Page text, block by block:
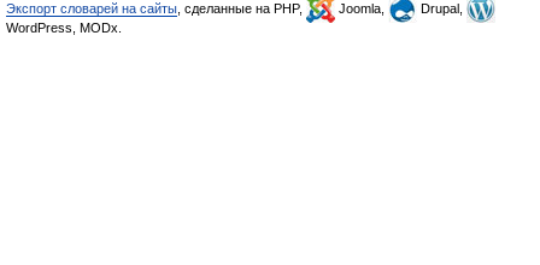
Экспорт словарей на сайты , сделанные на PHP, Joomla,
Drupal,
WordPress, MODx.